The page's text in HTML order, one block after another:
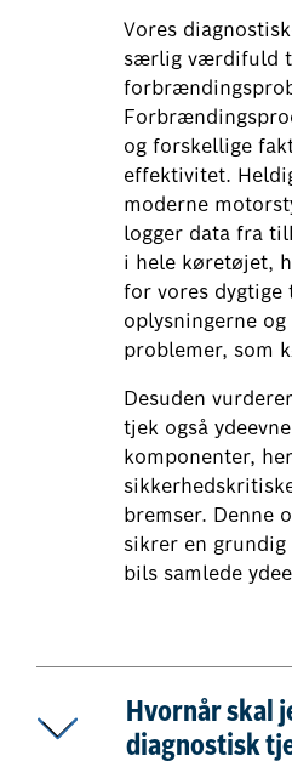
Vores
særlig værdifuld
og forskellige
effektivitet.
moderne
logger data fra
i hele køretøjet,
for vores dygtige
oplysningerne
problemer, som
Desuden
tjek også
komponenter,
bremser. Denne
sikrer en
bils samlede
Hvornår skal
diagnostisk